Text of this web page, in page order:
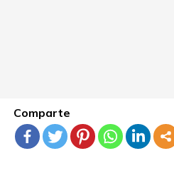
Comparte